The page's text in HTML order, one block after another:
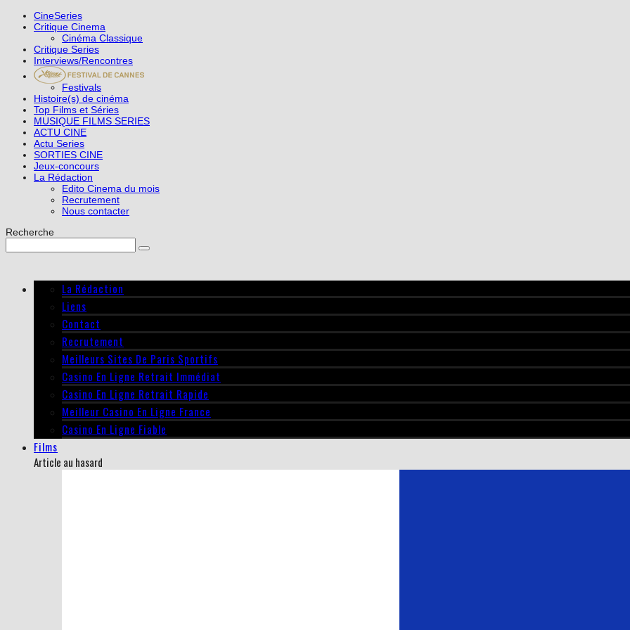
CineSeries
Critique Cinema
Cinéma Classique
Critique Series
Interviews/Rencontres
Festivals
Histoire(s) de cinéma
Top Films et Séries
MUSIQUE FILMS SERIES
ACTU CINE
Actu Series
SORTIES CINE
Jeux-concours
La Rédaction
Edito Cinema du mois
Recrutement
Nous contacter
Recherche
La Rédaction
Liens
Contact
Recrutement
Meilleurs Sites De Paris Sportifs
Casino En Ligne Retrait Immédiat
Casino En Ligne Retrait Rapide
Meilleur Casino En Ligne France
Casino En Ligne Fiable
Films
Article au hasard